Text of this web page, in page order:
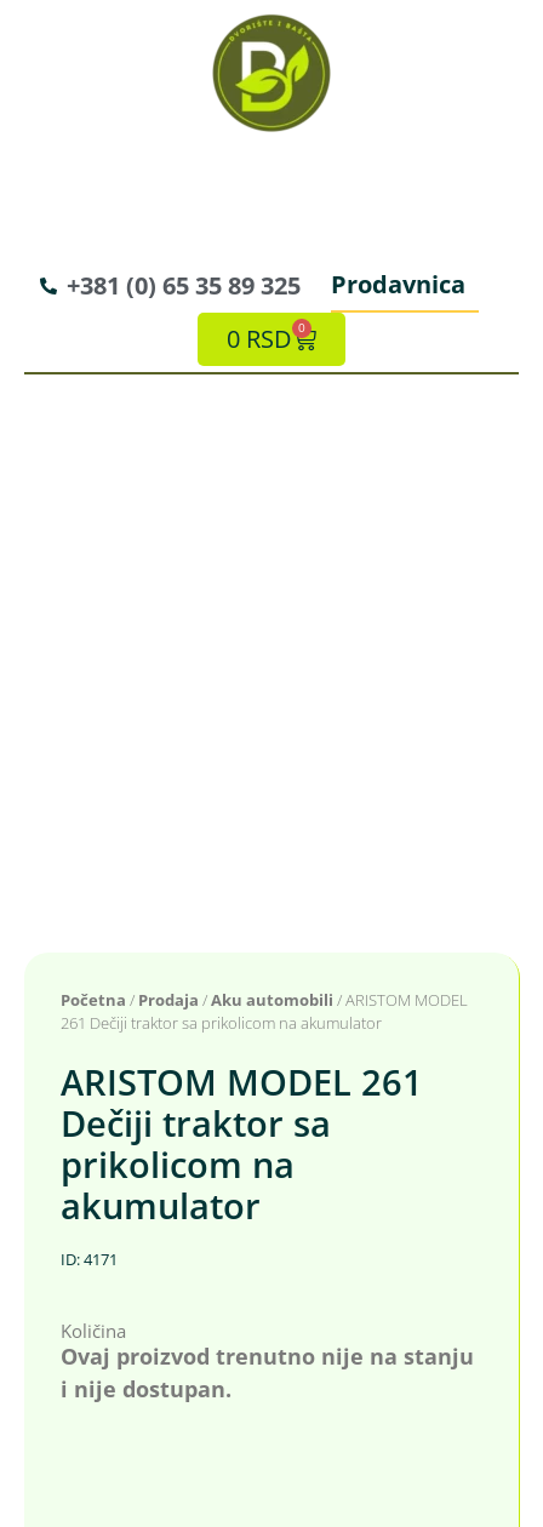
+381 (0) 65 35 89 325
Prodavnica
0 RSD 0
Početna / Prodaja /Aku automobili / ARISTOM MODEL
261 Dečiji traktor sa prikolicom na akumulator
ARISTOM MODEL 261
Dečiji traktor sa
prikolicom na
akumulator
ID: 4171
Količina
Ovaj proizvod trenutno nije na stanju
i nije dostupan.